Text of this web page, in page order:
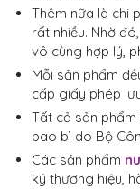
Thêm nữa là chi
rất nhiều. Nhờ
vô cùng hợp lý,
Mỗi sản phẩm
cấp giấy phép
Tất cả sản
bao bì do Bộ
Các sản phẩm
ký thương hiệu,